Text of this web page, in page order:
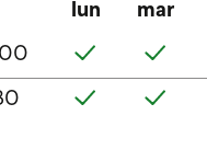
lun mar